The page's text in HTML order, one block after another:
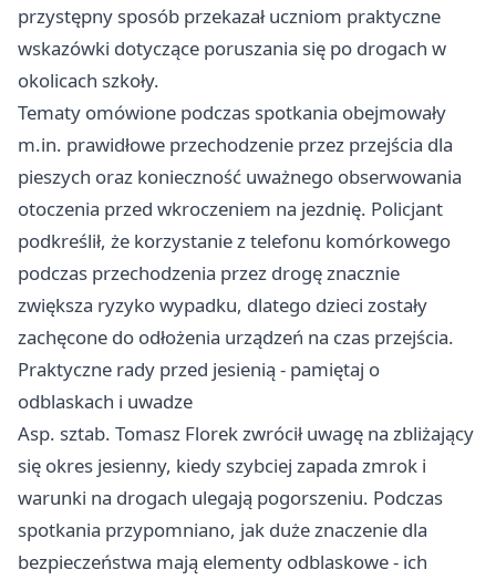
przystępny sposób przekazał uczniom praktyczne
wskazówki dotyczące poruszania się po drogach w
okolicach szkoły.
Tematy omówione podczas spotkania obejmowały
m.in. prawidłowe przechodzenie przez przejścia dla
pieszych oraz konieczność uważnego obserwowania
otoczenia przed wkroczeniem na jezdnię. Policjant
podkreślił, że korzystanie z telefonu komórkowego
podczas przechodzenia przez drogę znacznie
zwiększa ryzyko wypadku, dlatego dzieci zostały
zachęcone do odłożenia urządzeń na czas przejścia.
Praktyczne rady przed jesienią - pamiętaj o
odblaskach i uwadze
Asp. sztab. Tomasz Florek zwrócił uwagę na zbliżający
się okres jesienny, kiedy szybciej zapada zmrok i
warunki na drogach ulegają pogorszeniu. Podczas
spotkania przypomniano, jak duże znaczenie dla
bezpieczeństwa mają elementy odblaskowe - ich